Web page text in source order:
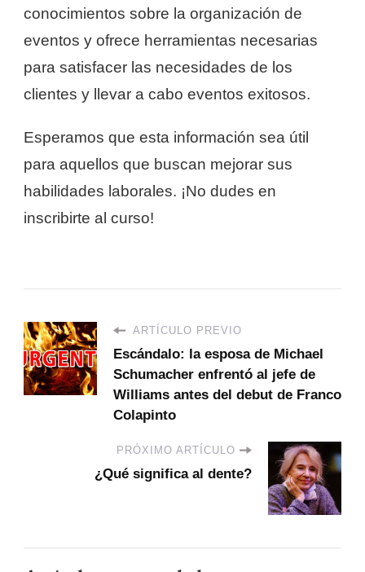
conocimientos sobre la organización de
eventos y ofrece herramientas necesarias
para satisfacer las necesidades de los
clientes y llevar a cabo eventos exitosos.
Esperamos que esta información sea útil
para aquellos que buscan mejorar sus
habilidades laborales. ¡No dudes en
inscribirte al curso!
ARTÍCULO PREVIO
Escándalo: la esposa de Michael
Schumacher enfrentó al jefe de
Williams antes del debut de Franco
Colapinto
PRÓXIMO ARTÍCULO
¿Qué significa al dente?